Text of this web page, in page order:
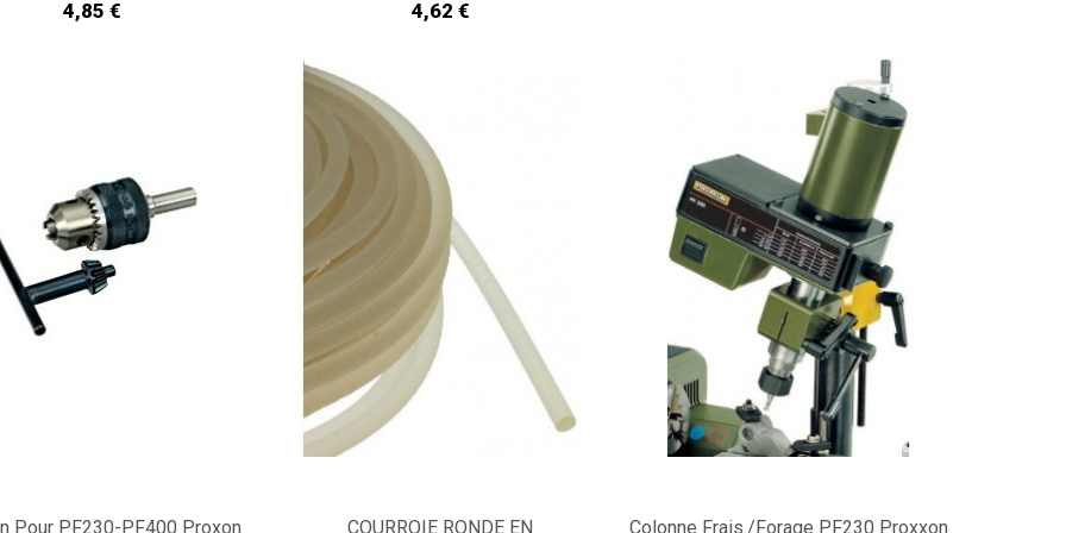
Prix
4,85 € Prix
4,62 €
Pour PF230-PF400 Proxon
COURROIE RONDE EN
Colonne Frais./forage PF230 Proxxon